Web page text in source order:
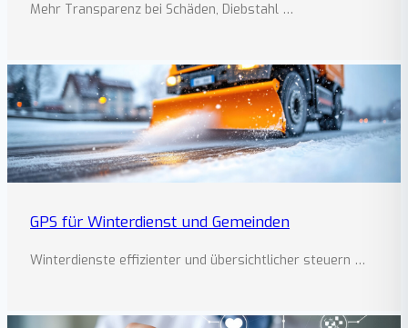
Mehr Transparenz bei Schäden, Diebstahl …
GPS für Winterdienst und Gemeinden
Winterdienste effizienter und übersichtlicher steuern …